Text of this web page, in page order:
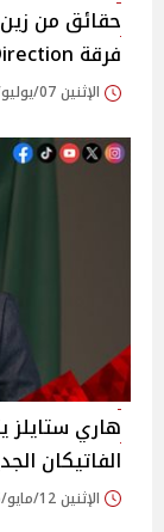
حقائق من
فرقة One Direction
الإثنين 07/يوليو/2025 - 06:34 م
هاري ستايلز
الفاتيكان
الإثنين 12/مايو/2025 - 08:13 م